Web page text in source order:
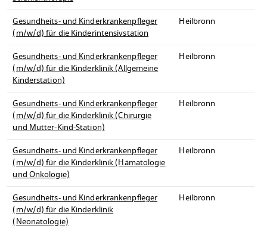
Gesundheits- und Kinderkrankenpfleger
(m/w/d) für die Kinderintensivstation
Heilbronn
Gesundheits- und Kinderkrankenpfleger
(m/w/d) für die Kinderklinik (Allgemeine
Kinderstation)
Heilbronn
Gesundheits- und Kinderkrankenpfleger
(m/w/d) für die Kinderklinik (Chirurgie
und Mutter-Kind-Station)
Heilbronn
Gesundheits- und Kinderkrankenpfleger
(m/w/d) für die Kinderklinik (Hämatologie
und Onkologie)
Heilbronn
Gesundheits- und Kinderkrankenpfleger
(m/w/d) für die Kinderklinik
(Neonatologie)
Heilbronn